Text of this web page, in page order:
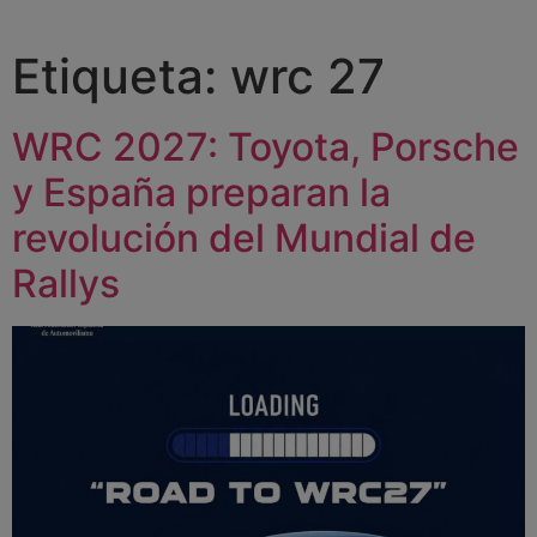
Etiqueta: wrc 27
WRC 2027: Toyota, Porsche
y España preparan la
revolución del Mundial de
Rallys